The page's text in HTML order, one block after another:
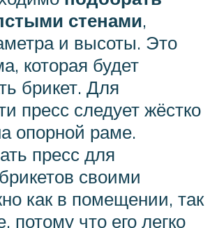
стенами,
и высоты. Это
которая будет
брикет. Для
пресс следует жёстко
опорной раме.
пресс для
своими
как в помещении, так
потому что его легко